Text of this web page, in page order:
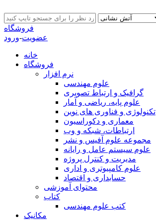
فروشگاه
عضویت-ورود
خانه
فروشگاه
نرم افزار
علوم مهندسی
گرافیک و ارتباط تصویری
علوم پایه، ریاضی و آمار
تکنولوژی و فناوری های نوین
معماری و دکوراسیون
ارتباطات، شبکه و وب
مجموعه علوم آفیس و نشر
علوم سیستم عامل و رایانه
مدیریت و کنترل پروژه
علوم کامپیوتری و اداری
حسابداری و اقتصاد
محتوای آموزشی
کتاب
کتب علوم مهندسی
مکانیک